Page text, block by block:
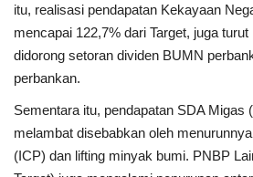
itu, realisasi pendapatan Kekayaan
mencapai 122,7% dari Target, juga
didorong setoran dividen BUMN
perbankan.
Sementara itu, pendapatan SDA Migas
melambat disebabkan oleh
(ICP) dan lifting minyak bumi. PNBP